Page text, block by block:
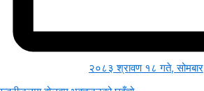
२०८३ श्रावण १८ गते, सोमबार